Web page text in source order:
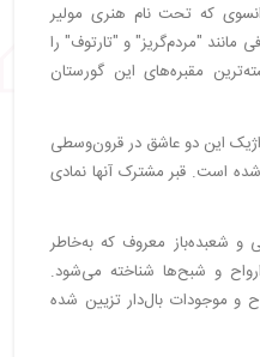
که تحت نام هنری مولیر
"مردم‌گریز" و "تارتوف" را
مقبره‌های این گورستان
این دو عاشق در قرون‌وسطی
است. قبر مشترک آنها نمادی
و شعبده‌باز معروف که به‌خاطر
و شبح‌ها شناخته می‌شود.
و موجودات بال‌دار تزیین شده